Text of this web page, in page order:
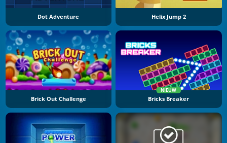
Dot Adventure Helix Jump 2
Brick Out Challenge
NIEUW
Bricks Breaker